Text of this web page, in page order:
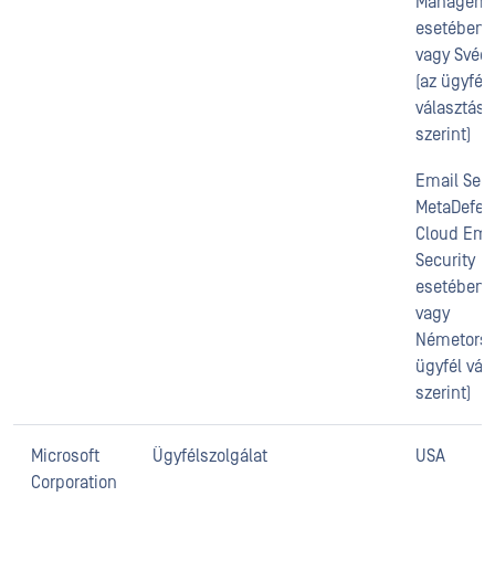
esetében:
vagy
(az ügyfél
választása
szerint)
Email
Cloud
Security
esetében:
vagy
ügyfél
szerint)
Microsoft
Corporation
Ügyfélszolgálat USA